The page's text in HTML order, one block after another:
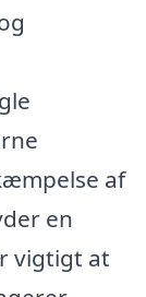
af
en
vigtigt at